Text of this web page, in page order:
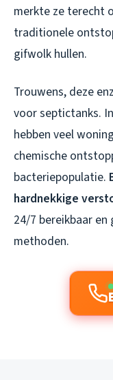
merkte ze terecht
traditionele
gifwolk hullen.
Trouwens, deze
voor septictanks.
hebben veel
chemische
bacteriepopulatie.
hardnekkige
24/7 bereikbaar
methoden.